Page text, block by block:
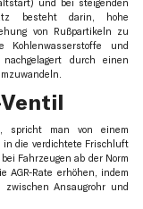
und bei steigenden
besteht darin, hohe
von Rußpartikeln zu
und
durch einen
spricht man von einem
in die verdichtete Frischluft
Fahrzeugen ab der Norm
AGR-Rate erhöhen, indem
zwischen Ansaugrohr und